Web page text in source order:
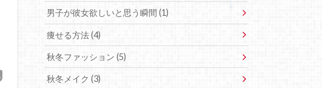
男子が彼女欲しいと思う瞬間 (1)
痩せる方法 (4)
秋冬ファッション (5)
秋冬メイク (3)